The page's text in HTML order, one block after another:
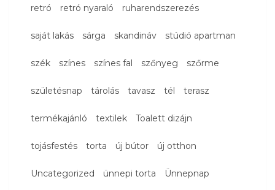
retró retró nyaraló ruharendszerezés
saját lakás sárga skandináv stúdió apartman
szék színes színes fal szőnyeg szőrme
születésnap tárolás tavasz tél terasz
termékajánló textilek Toalett dizájn
tojásfestés torta új bútor új otthon
Uncategorized ünnepi torta Ünnepnap